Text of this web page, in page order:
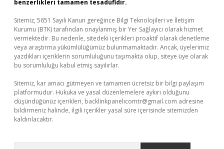
benzerlikleri tamamen tesadüfidir.
Sitemiz, 5651 Sayılı Kanun gereğince Bilgi Teknolojileri ve İletişim
Kurumu (BTK) tarafından onaylanmış bir Yer Sağlayıcı olarak hizmet
vermektedir. Bu nedenle, sitedeki içerikleri proaktif olarak denetleme
veya araştırma yükümlülüğümüz bulunmamaktadır. Ancak, üyelerimiz
yazdıkları içeriklerin sorumluluğunu taşımakta olup, siteye üye olarak
bu sorumluluğu kabul etmiş sayılırlar.
Sitemiz, kar amacı gütmeyen ve tamamen ücretsiz bir bilgi paylaşım
platformudur. Hukuka ve yasal düzenlemelere aykırı olduğunu
düşündüğünüz içerikleri, backlinkpanelicomtr@gmail.com adresine
bildirmeniz halinde, ilgili içerikler yasal süre içerisinde sitemizden
kaldırılacaktır.